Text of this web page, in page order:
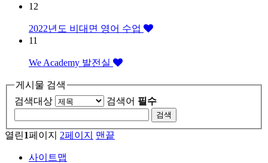
12
2022년도 비대면 영어 수업
11
We Academy 발전실
게시물 검색
검색대상
검색어 필수
열린1페이지 2페이지 맨끝
사이트맵